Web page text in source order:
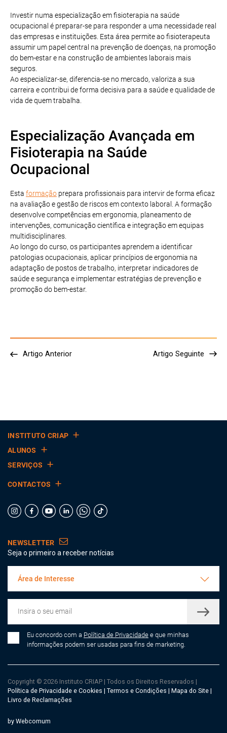
Investir numa especialização em fisioterapia na saúde
ocupacional é preparar-se para responder a uma necessidade real
das empresas e instituições. Esta área permite ao fisioterapeuta
assumir um papel central na prevenção de doenças, na promoção
do bem-estar e na construção de ambientes laborais mais
seguros.
Ao especializar-se, diferencia-se no mercado, valoriza a sua
carreira e contribui de forma decisiva para a saúde e qualidade de
vida de quem trabalha.
Especialização Avançada em
Fisioterapia na Saúde
Ocupacional
Esta formação prepara profissionais para intervir de forma eficaz
na avaliação e gestão de riscos em contexto laboral. A formação
desenvolve competências em ergonomia, planeamento de
intervenções, comunicação científica e integração em equipas
multidisciplinares.
Ao longo do curso, os participantes aprendem a identificar
patologias ocupacionais, aplicar princípios de ergonomia na
adaptação de postos de trabalho, interpretar indicadores de
saúde e segurança e implementar estratégias de prevenção e
promoção do bem-estar.
Artigo Anterior Artigo Seguinte
INSTITUTO CRIAP
ALUNOS
SERVIÇOS
CONTACTOS
NEWSLETTER
Seja o primeiro a receber notícias
Área de Interesse
Eu concordo com a Política de Privacidade e que minhas
informações podem ser usadas para fins de marketing.
Copyright © 2026 Instituto CRIAP | Todos os Direitos Reservados |
Política de Privacidade e Cookies | Termos e Condições | Mapa do Site |
Livro de Reclamações
by Webcomum